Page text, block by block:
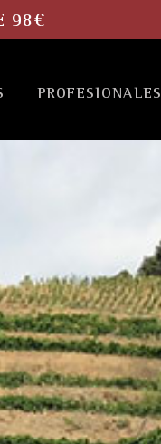
98€
PROFESIONALES